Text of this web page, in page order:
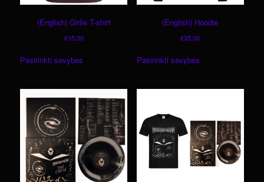
(English) Girlie T-shirt
€15.00
Pasirinkti savybes
multiple
variants.
The
options
may
be
chosen
on
(English) Hoodie
€35.00
Pasirinkti savybesproduct
multiple
options
may
be
chosen